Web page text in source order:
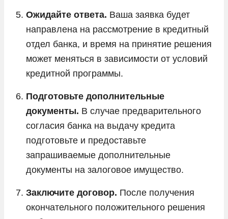
Ожидайте ответа. Ваша заявка будет
направлена на рассмотрение в кредитный
отдел банка, и время на принятие решения
может меняться в зависимости от условий
кредитной программы.
Подготовьте дополнительные
документы. В случае предварительного
согласия банка на выдачу кредита
подготовьте и предоставьте
запрашиваемые дополнительные
документы на залоговое имущество.
Заключите договор. После получения
окончательного положительного решения